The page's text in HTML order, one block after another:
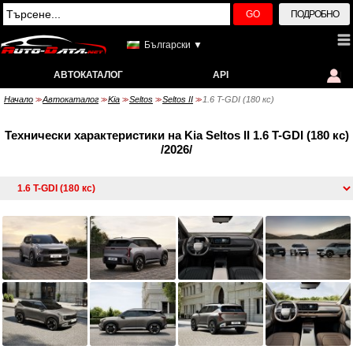
GO ПОДРОБНО
Български ▼
АВТОКАТАЛОГ API
Начало >> Автокаталог >> Kia >> Seltos >> Seltos II >> 1.6 T-GDI (180 кс)
Технически характеристики на Kia Seltos II 1.6 T-GDI (180 кс)
/2026/